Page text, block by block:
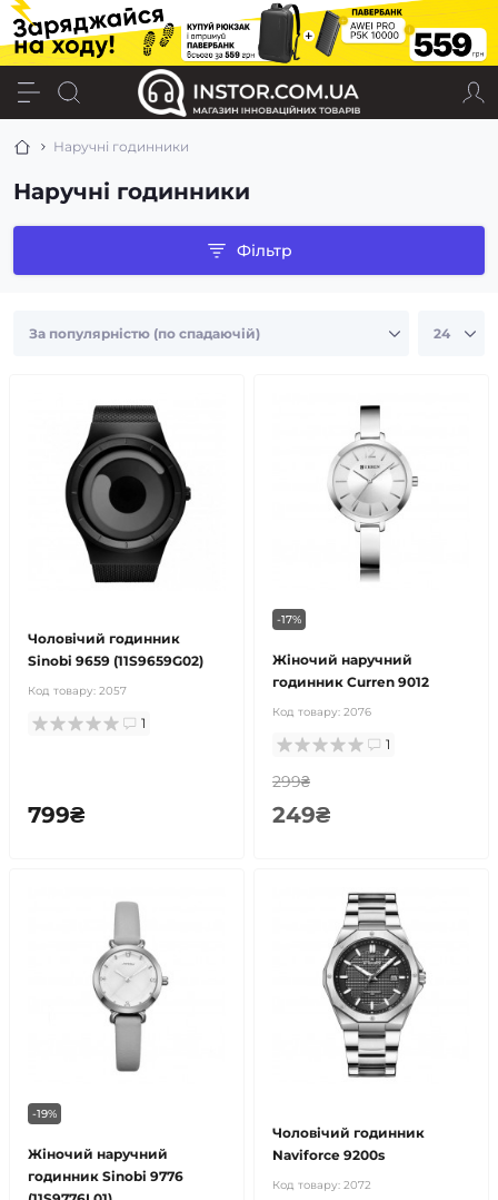
Наручні годинники
Наручні годинники
Фільтр
Чоловічий годинник
Sinobi 9659 (11S9659G02)
Код товару: 2057
1
799₴
-17%
Жіночий наручний
годинник Curren 9012
Код товару: 2076
1
299₴
249₴
-19%
Жіночий наручний
годинник Sinobi 9776
Чоловічий годинник
Naviforce 9200s
Код товару: 2072